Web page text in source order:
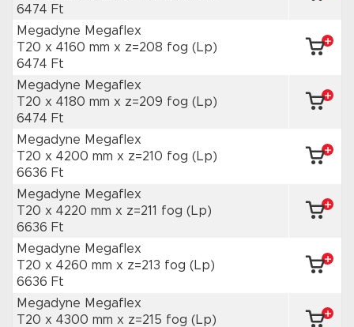
6474 Ft
Megadyne Megaflex
T20 x 4160 mm x z=208 fog (Lp)
6474 Ft
Megadyne Megaflex
T20 x 4180 mm x z=209 fog (Lp)
6474 Ft
Megadyne Megaflex
T20 x 4200 mm x z=210 fog (Lp)
6636 Ft
Megadyne Megaflex
T20 x 4220 mm x z=211 fog (Lp)
6636 Ft
Megadyne Megaflex
T20 x 4260 mm x z=213 fog (Lp)
6636 Ft
Megadyne Megaflex
T20 x 4300 mm x z=215 fog (Lp)